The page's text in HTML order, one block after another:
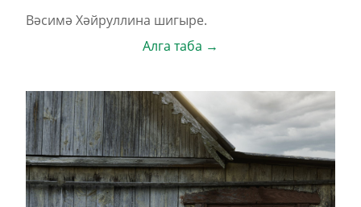
Вәсимә Хәйруллина шигыре.
Алга таба →